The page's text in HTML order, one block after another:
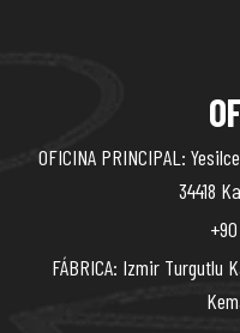
OFICINA PRINCIPAL:
34418
+90
FÁBRICA: Izmir Turgutlu